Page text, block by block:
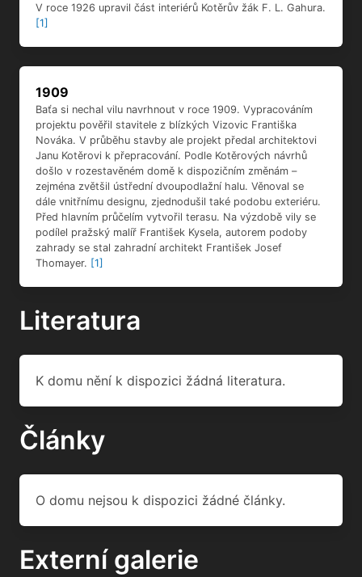
V roce 1926 upravil část interiérů Kotěrův žák F. L. Gahura.
[1]
1909
Baťa si nechal vilu navrhnout v roce 1909. Vypracováním
projektu pověřil stavitele z blízkých Vizovic Františka
Nováka. V průběhu stavby ale projekt předal architektovi
Janu Kotěrovi k přepracování. Podle Kotěrových návrhů
došlo v rozestavěném domě k dispozičním změnám –
zejména zvětšil ústřední dvoupodlažní halu. Věnoval se
dále vnitřnímu designu, zjednodušil také podobu exteriéru.
Před hlavním průčelím vytvořil terasu. Na výzdobě vily se
podílel pražský malíř František Kysela, autorem podoby
zahrady se stal zahradní architekt František Josef
Thomayer. [1]
Literatura
K domu nění k dispozici žádná literatura.
Články
O domu nejsou k dispozici žádné články.
Externí galerie